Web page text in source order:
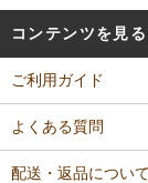
コンテンツを見る
ご利用ガイド
よくある質問
配送・返品について